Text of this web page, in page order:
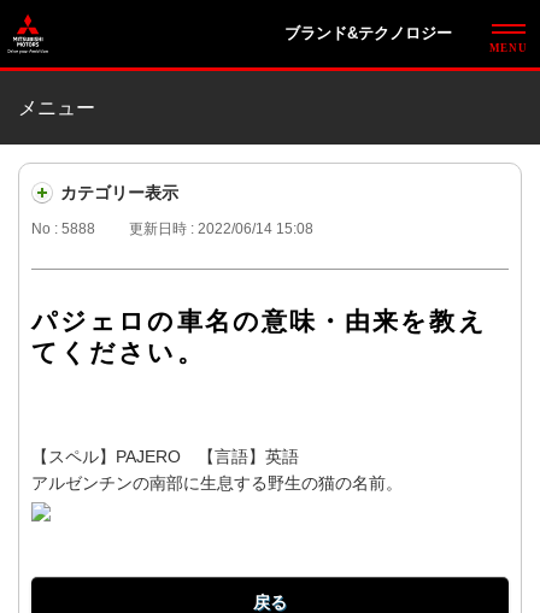
ブランド&テクノロジー
メニュー
カテゴリー表示
No : 5888 更新日時 : 2022/06/14 15:08
パジェロの車名の意味・由来を教え
てください。
【スペル】PAJERO 【言語】英語
アルゼンチンの南部に生息する野生の猫の名前。
戻る